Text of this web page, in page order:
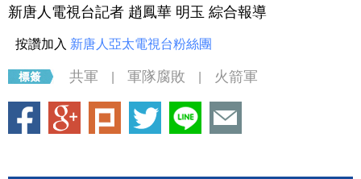
新唐人電視台記者 趙鳳華 明玉 綜合報導
按讚加入 新唐人亞太電視台粉絲團
共軍 軍隊腐敗 火箭軍